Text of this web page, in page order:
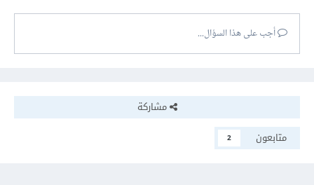
أجب على هذا السؤال...
مشاركة
متابعون
2